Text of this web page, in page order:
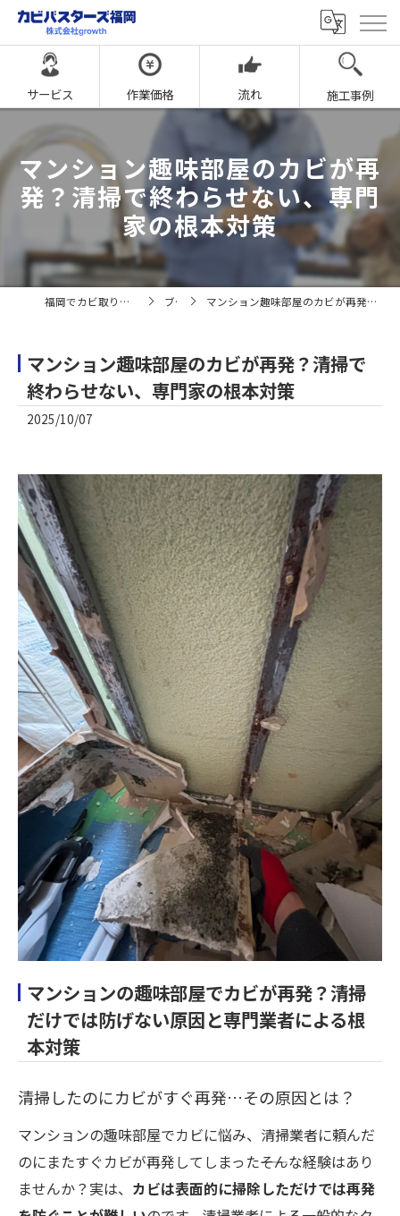
サービス 作業価格 流れ 施工事例
マンション趣味部屋のカビが再
発？清掃で終わらせない、専門
家の根本対策
福岡でカビ取りならカビバスターズ福岡 ブログ マンション趣味部屋のカビが再発？清掃で終わらせない、専門家の根本対策
マンション趣味部屋のカビが再発？清掃で
終わらせない、専門家の根本対策
2025/10/07
マンションの趣味部屋でカビが再発？清掃
だけでは防げない原因と専門業者による根
本対策
清掃したのにカビがすぐ再発…その原因とは？
マンションの趣味部屋でカビに悩み、清掃業者に頼んだ
のにまたすぐカビが再発してしまった――そんな経験はあり
ませんか？実は、 カビは表面的に掃除しただけでは再発